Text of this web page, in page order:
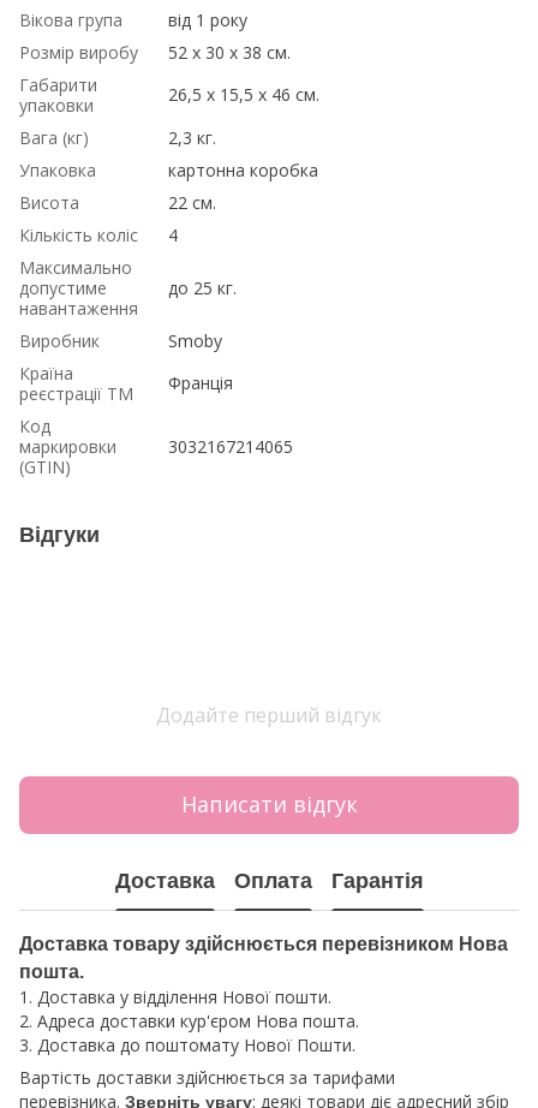
Вікова група
від 1 року
Розмір виробу
52 х 30 х 38 см.
Габарити
упаковки
26,5 х 15,5 х 46 см.
Вага (кг)
2,3 кг.
Упаковка
картонна коробка
Висота
22 см.
Кількість коліс
4
Максимально
допустиме
навантаження
до 25 кг.
Виробник
Smoby
Країна
реєстрації ТМ
Франція
Код
маркировки
(GTIN)
3032167214065
Відгуки
Додайте перший відгук
Написати відгук
Доставка Оплата Гарантія
Доставка товару здійснюється перевізником Нова
пошта.
1. Доставка у відділення Нової пошти.
2. Адреса доставки кур'єром Нова пошта.
3. Доставка до поштомату Нової Пошти.
Вартість доставки здійснюється за тарифами
перевізника. Зверніть увагу: деякі товари діє адресний збір